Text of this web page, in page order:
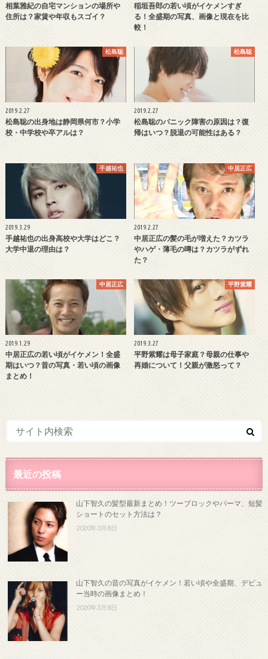
相葉雅紀の自宅マンションの場所や
住所は？家賃や年収もスゴイ？
稲垣吾郎の若い頃がイケメンすぎ
る！全盛期の写真、画像と現在を比
較！
松島聡
2019.2.27
松島聡の出身地は静岡県何市？小学
校・中学校や卒アルは？
松島聡
2019.2.27
松島聡のパニック障害の原因は？復
帰はいつ？脱退の可能性はある？
手越祐也
2019.3.29
手越祐也の出身高校や大学はどこ？
大学中退の理由は？
中居正広
2019.2.27
中居正広の髪の毛が増えた？カツラ
やハゲ・薄毛の噂は？カツラがずれ
た？
中居正広
2019.1.29
中居正広の若い頃がイケメン！全盛
期はいつ？昔の写真・若い頃の画像
まとめ！
平野紫耀
2019.3.27
平野紫耀は母子家庭？母親の仕事や
再婚について！父親が激怒って？
最近の投稿
山下智久の髪型最新まとめ！ツーブロックやパーマ、短髪
ショートのセット方法は？
2020年3月8日
山下智久の昔の写真がイケメン！若い頃や全盛期、デビュ
ー当時の画像まとめ！
2020年3月8日